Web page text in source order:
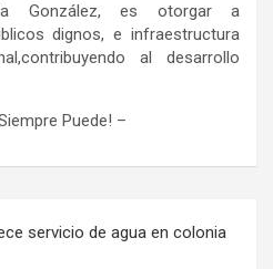
González, es otorgara
dignos, e infraestructura
contribuyendo al desarrollo
Puede! –
servicio de agua en colonia